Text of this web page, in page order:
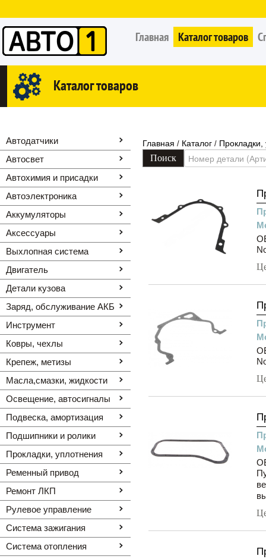
Главная Каталог товаров
Каталог товаров
Автодатчики
Автосвет
Автохимия и присадки
Автоэлектроника
Аккумуляторы
Аксессуары
Выхлопная система
Двигатель
Детали кузова
Заряд, обслуживание АКБ
Инструмент
Ковры, чехлы
Крепеж, метизы
Масла,смазки, жидкости
Освещение, автоcигналы
Подвеска, амортизация
Подшипники и ролики
Прокладки, уплотнения
Ременный привод
Ремонт ЛКП
Рулевое управление
Система зажигания
Система отопления
Главная / Каталог / Прокладки,